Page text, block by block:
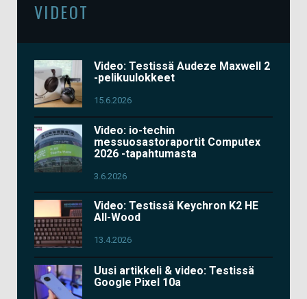
VIDEOT
Video: Testissä Audeze Maxwell 2
-pelikuulokkeet
15.6.2026
Video: io-techin
messuosastoraportit Computex
2026 -tapahtumasta
3.6.2026
Video: Testissä Keychron K2 HE
All-Wood
13.4.2026
Uusi artikkeli & video: Testissä
Google Pixel 10a